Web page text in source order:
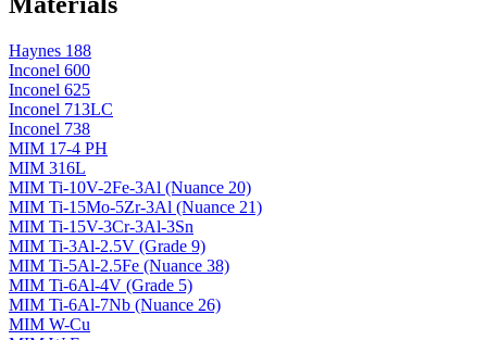
Haynes 188
Inconel 600
Inconel 625
Inconel 713LC
Inconel 738
MIM 17-4 PH
MIM 316L
MIM Ti-10V-2Fe-3Al (Nuance 20)
MIM Ti-15Mo-5Zr-3Al (Nuance 21)
MIM Ti-15V-3Cr-3Al-3Sn
MIM Ti-3Al-2.5V (Grade 9)
MIM Ti-5Al-2.5Fe (Nuance 38)
MIM Ti-6Al-4V (Grade 5)
MIM Ti-6Al-7Nb (Nuance 26)
MIM W-Cu